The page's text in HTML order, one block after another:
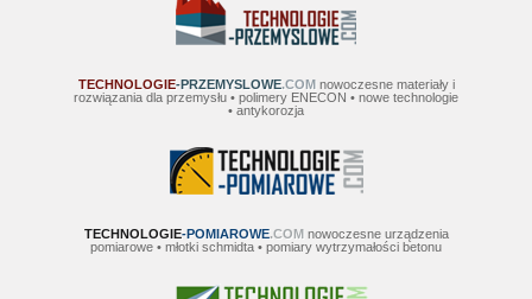
Projekt i wdrożenie systemów SIP/VOIP
Dopasowanie funkcjonalności PBX, wdrożenie
Uruchomienie funkcjonalności Click2Call
Telefon internetowy VOIP - Yealink SIP-T22P
posiada intuicyjny in...
TECHNOLOGIE-PRZEMYSLOWE.COM nowoczesne materiały i
rozwiązania dla przemysłu • polimery ENECON • nowe technologie
• antykorozja
TECHNOLOGIE-POMIAROWE.COM nowoczesne urządzenia
pomiarowe • młotki schmidta • pomiary wytrzymałości betonu